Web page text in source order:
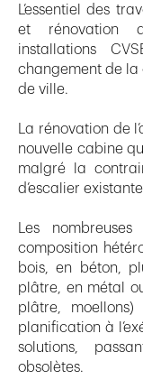
L’essentiel des
et rénovation
installations
changement de
de ville.
La rénovation de
nouvelle cabine
malgré la
d’escalier
Les
composition
bois, en béton,
plâtre, en métal
plâtre,
planification à
solutions,
obsolètes.